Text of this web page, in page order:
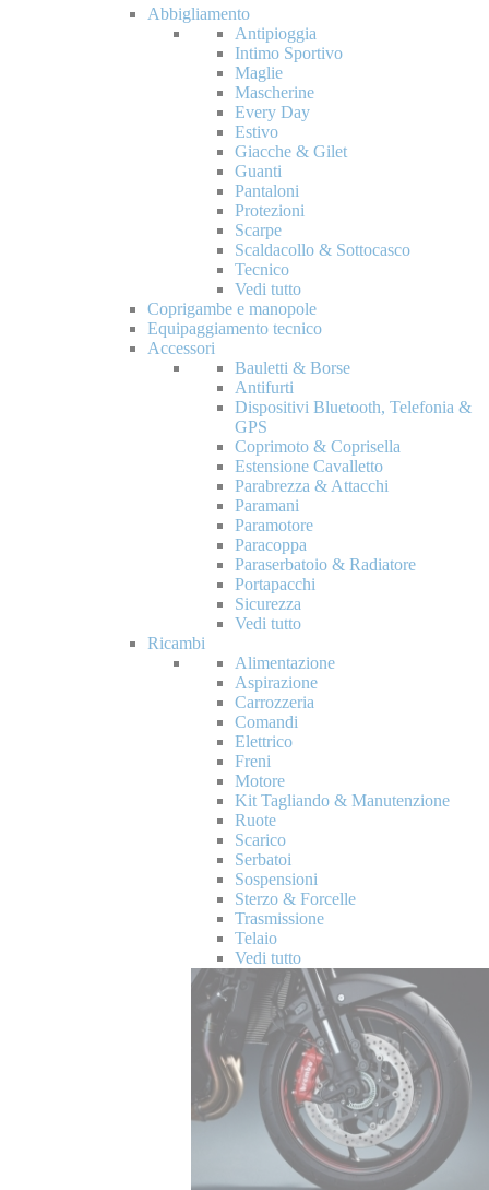
Abbigliamento
Antipioggia
Intimo Sportivo
Maglie
Mascherine
Every Day
Estivo
Giacche & Gilet
Guanti
Pantaloni
Protezioni
Scarpe
Scaldacollo & Sottocasco
Tecnico
Vedi tutto
Coprigambe e manopole
Equipaggiamento tecnico
Accessori
Bauletti & Borse
Antifurti
Dispositivi Bluetooth, Telefonia &
GPS
Coprimoto & Coprisella
Estensione Cavalletto
Parabrezza & Attacchi
Paramani
Paramotore
Paracoppa
Paraserbatoio & Radiatore
Portapacchi
Sicurezza
Vedi tutto
Ricambi
Alimentazione
Aspirazione
Carrozzeria
Comandi
Elettrico
Freni
Motore
Kit Tagliando & Manutenzione
Ruote
Scarico
Serbatoi
Sospensioni
Sterzo & Forcelle
Trasmissione
Telaio
Vedi tutto